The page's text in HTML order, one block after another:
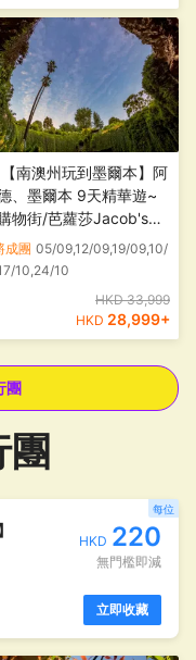
【南澳州玩到墨爾本】阿
、墨爾本 9天精華遊~
物街/芭蘿莎Jacob's
酒園/回音壁/奔富瑪吉
園/德國村/甘比爾山/藍湖/
成團 05/09,12/09,19/09,10/
10,24/10
HKD 33,999
HKD 28,999+
團
團
HKD 220
無門檻即減
每位
立即收藏